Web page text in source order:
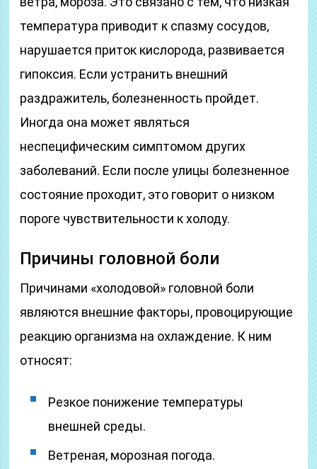
температура приводит к спазму сосудов,
нарушается приток кислорода, развивается
гипоксия. Если устранить внешний
раздражитель, болезненность пройдет.
Иногда она может являться
неспецифическим симптомом других
заболеваний. Если после улицы болезненное
состояние проходит, это говорит о низком
пороге чувствительности к холоду.
Причины головной боли
Причинами «холодовой» головной боли
являются внешние факторы, провоцирующие
реакцию организма на охлаждение. К ним
относят:
Резкое понижение температуры
внешней среды.
Ветреная, морозная погода.